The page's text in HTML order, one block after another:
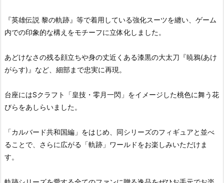
『英雄伝説 黎の軌跡』等で着用している強化スーツを纏い、ゲーム
内での印象的な構えをモチーフに立体化しました。
あどけなさの残る顔立ちや身の丈近くある漆黒の大太刀『暁鴉(あけ
がらす)』など、細部まで忠実に再現。
台座にはSクラフト「皇技・零月一閃」をイメージした桃色に舞う花
びらをあしらいました。
「カルバード共和国編」をはじめ、同シリーズのフィギュアと並べ
ることで、さらに広がる「軌跡」ワールドをお楽しみいただけま
す。